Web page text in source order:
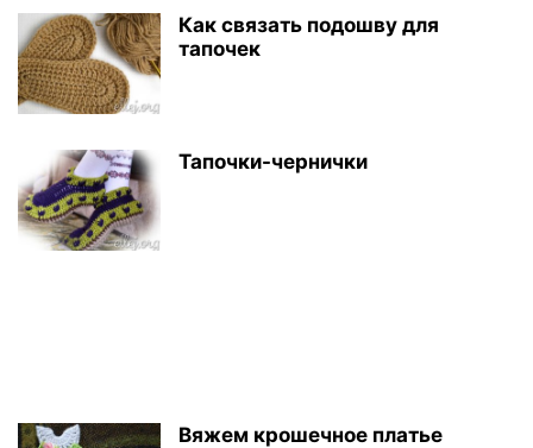
Как связать подошву для
тапочек
Тапочки-чернички
Вяжем крошечное платье